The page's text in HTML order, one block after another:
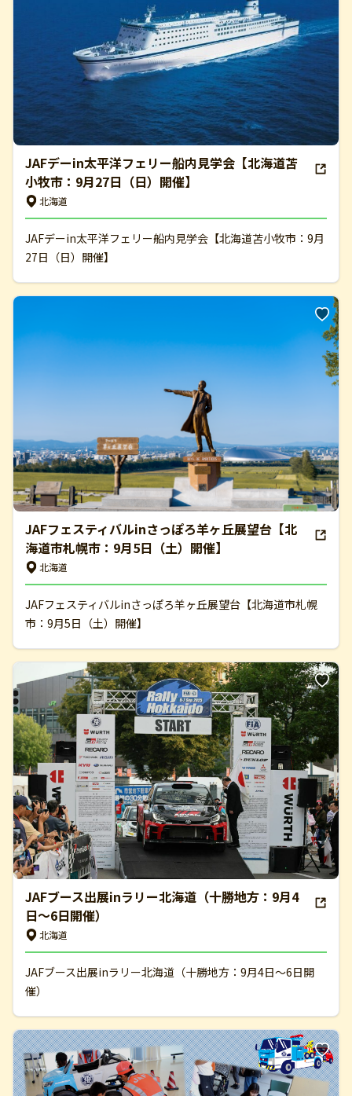
JAFデーin太平洋フェリー船内見学会【北海道苫
小牧市：9月27日（日）開催】
北海道
JAFデーin太平洋フェリー船内見学会【北海道苫小牧市：9月
27日（日）開催】
JAFフェスティバルinさっぽろ羊ヶ丘展望台【北
海道市札幌市：9月5日（土）開催】
北海道
JAFフェスティバルinさっぽろ羊ヶ丘展望台【北海道市札幌
市：9月5日（土）開催】
JAFブース出展inラリー北海道（十勝地方：9月4
日～6日開催）
北海道
JAFブース出展inラリー北海道（十勝地方：9月4日～6日開
催）